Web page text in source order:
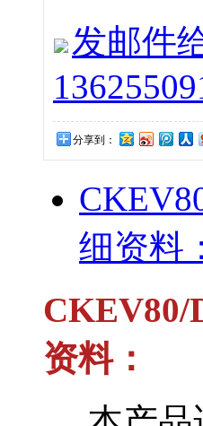
发邮件
分享到：
细资料：
CKEV80/
资料：